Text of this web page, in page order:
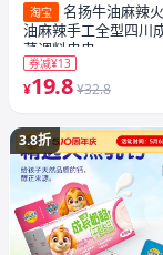
淘宝
名扬牛油麻辣
油麻辣手工全型四川
菜调料串串
券减¥13
¥19.8 ¥32.8
3.8折